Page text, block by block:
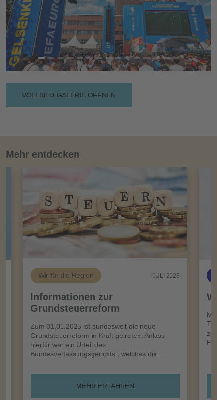
Vorherige
VOLLBILD-GALERIE ÖFFNEN
Mehr entdecken
Wir für die Region JULI 2026
Informationen zur
Grundsteuerreform
Zum 01.01.2025 ist bundesweit die neue
Grundsteuerreform in Kraft getreten. Anlass
hierfür war ein Urteil des
Bundesverfassungsgerichts , welches die…
MEHR ERFAHREN